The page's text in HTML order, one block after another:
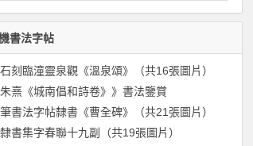
書法字帖
刻臨潼靈泉觀《溫泉頌》（共16張圖片）
熹《城南倡和詩卷》》書法鑒賞
書法字帖隸書《曹全碑》（共21張圖片）
書集字春聯十九副（共19張圖片）